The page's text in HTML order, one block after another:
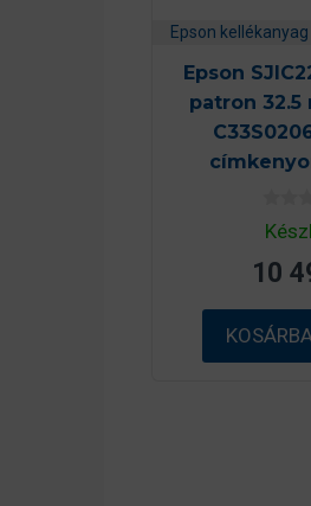
Epson kellékanyag
Epson
patron
0
a
5
-
ő
l
10